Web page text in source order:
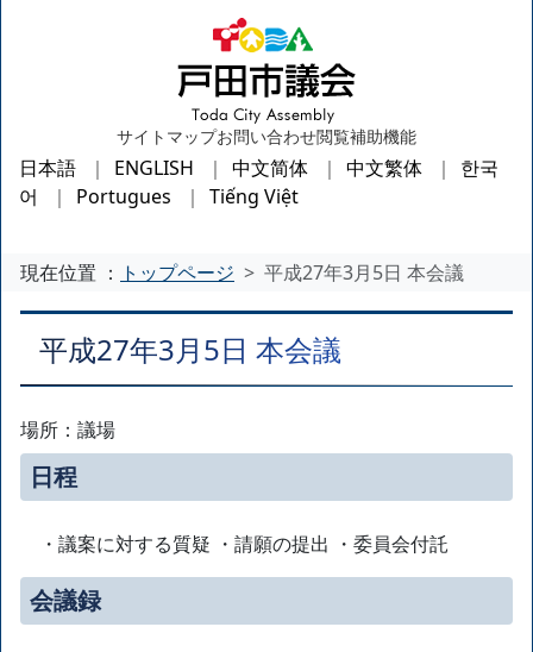
サイトマップお問い合わせ閲覧補助機能
日本語 ENGLISH 中文简体 中文繁体
한국
어
Portugues Tiếng Việt
現在位置 ： トップページ 平成27年3月5日 本会議
平成27年3月5日 本会議
場所：議場
日程
・議案に対する質疑 ・請願の提出 ・委員会付託
会議録